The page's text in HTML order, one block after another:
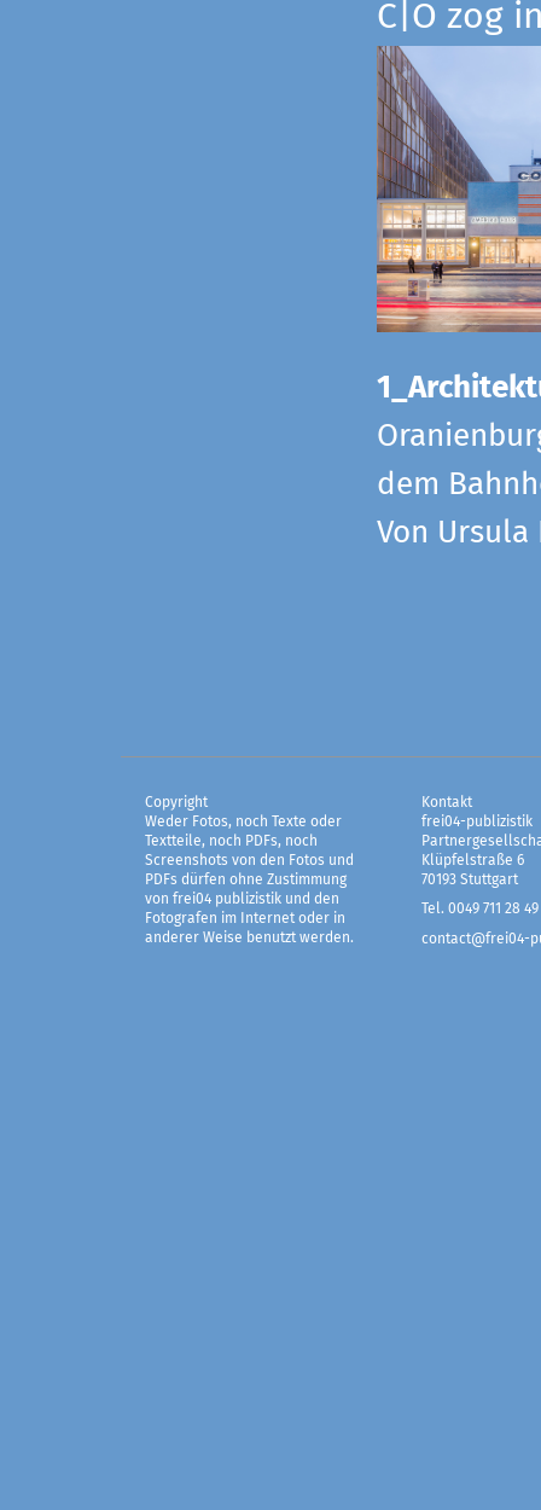
C|O zog
dem
Von Ursula
Copyright
Weder Fotos, noch Texte oder
Textteile, noch PDFs, noch
Screenshots von den Fotos und
PDFs dürfen ohne Zustimmung
von frei04 publizistik und den
Fotografen im Internet oder in
anderer Weise benutzt werden.
Kontakt
frei04-publizistik
Klüpfelstraße 6
70193 Stuttgart
Tel. 0049 711 28 49
contact@frei04-